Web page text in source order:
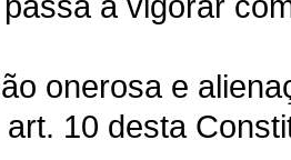
onerosa e
10 desta